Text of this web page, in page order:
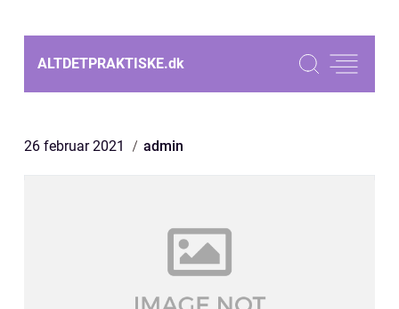
ALTDETPRAKTISKE.dk
26 februar 2021 admin